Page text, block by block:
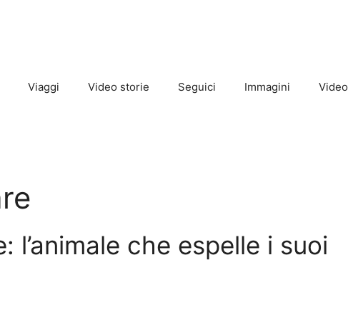
Viaggi Video storie Seguici Immagini Video
l’animale che espelle i suoi